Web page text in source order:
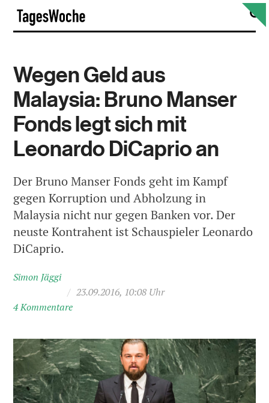
Skip
content
Wegen Geld aus
Malaysia: Bruno Manser
Fonds legt sich mit
Leonardo DiCaprio an
Der Bruno Manser Fonds geht im Kampf
gegen Korruption und Abholzung in
Malaysia nicht nur gegen Banken vor. Der
neuste Kontrahent ist Schauspieler Leonardo
DiCaprio.
Simon Jäggi
/ 23.09.2016, 10:08 Uhr
4 Kommentare